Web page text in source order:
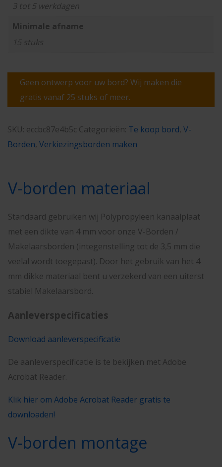
3 tot 5 werkdagen
Minimale afname
15 stuks
Geen ontwerp voor uw bord? Wij maken die
gratis vanaf 25 stuks of meer.
SKU: eccbc87e4b5c Categorieën: Te koop bord, V-
Borden, Verkiezingsborden maken
V-borden materiaal
Standaard gebruiken wij Polypropyleen kanaalplaat
met een dikte van 4 mm voor onze V-Borden /
Makelaarsborden (integenstelling tot de 3,5 mm die
veelal wordt toegepast). Door het gebruik van het 4
mm dikke materiaal bent u verzekerd van een uiterst
stabiel Makelaarsbord.
Aanleverspecificaties
Download aanleverspecificatie
De aanleverspecificatie is te bekijken met Adobe
Acrobat Reader.
Klik hier om Adobe Acrobat Reader gratis te
downloaden!
V-borden montage